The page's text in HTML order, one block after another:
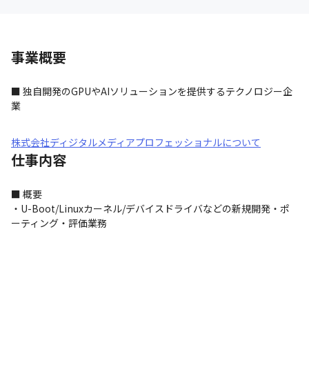
事業概要
■ 独自開発のGPUやAIソリューションを提供するテクノロジー企
業
株式会社ディジタルメディアプロフェッショナルについて
仕事内容
■ 概要
・U-Boot/Linuxカーネル/デバイスドライバなどの新規開発・ポ
ーティング・評価業務